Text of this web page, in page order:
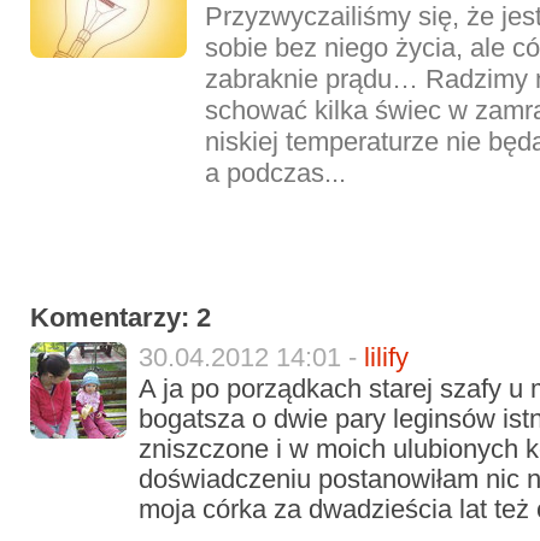
Przyzwyczailiśmy się, że
sobie bez niego życia, ale
zabraknie prądu… Radzimy
schować kilka świec w
niskiej temperaturze nie
a podczas...
Komentarzy: 2
30.04.2012 14:01 - lilify
A ja po porządkach starej szafy u
bogatsza o dwie pary leginsów
zniszczone i w moich ulubionych
doświadczeniu postanowiłam nic
moja córka za dwadzieścia lat też